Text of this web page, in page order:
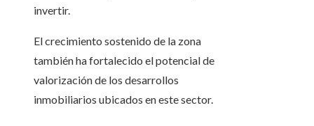
invertir.
El crecimiento sostenido de la zona
también ha fortalecido el potencial de
valorización de los desarrollos
inmobiliarios ubicados en este sector.